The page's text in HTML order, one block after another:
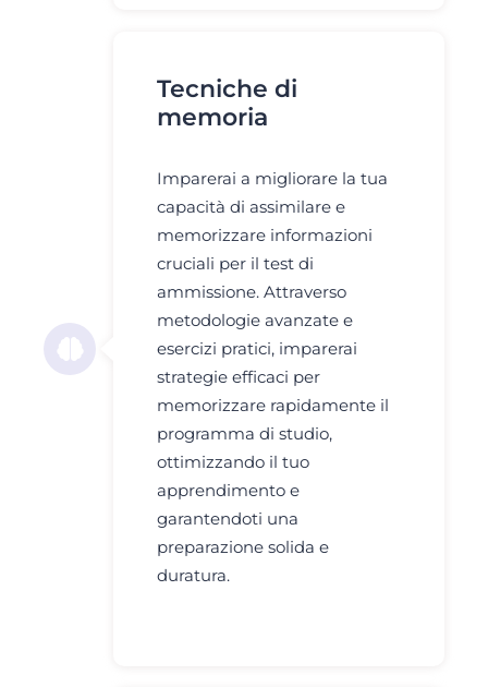
Tecniche di
memoria
Imparerai a migliorare la tua
capacità di assimilare e
memorizzare informazioni
cruciali per il test di
ammissione. Attraverso
metodologie avanzate e
esercizi pratici, imparerai
strategie efficaci per
memorizzare rapidamente il
programma di studio,
ottimizzando il tuo
apprendimento e
garantendoti una
preparazione solida e
duratura.